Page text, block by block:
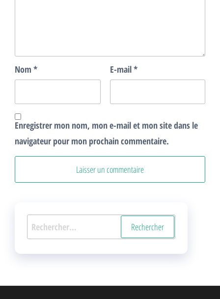
Nom * E-mail*
Enregistrer mon nom, mon e-mail et mon site dans le
navigateur pour mon prochain commentaire.
Rechercher :